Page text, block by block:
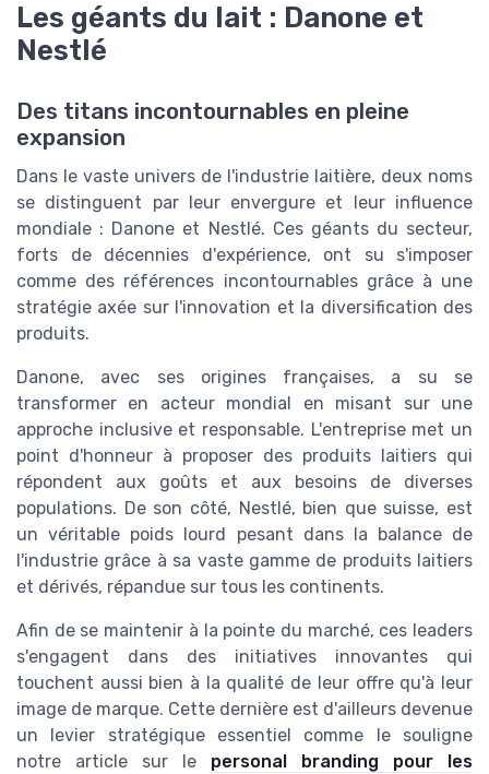
Les géants du lait : Danone et
Nestlé
Des titans incontournables en pleine
expansion
Dans le vaste univers de l'industrie laitière, deux noms
se distinguent par leur envergure et leur influence
mondiale : Danone et Nestlé. Ces géants du secteur,
forts de décennies d'expérience, ont su s'imposer
comme des références incontournables grâce à une
stratégie axée sur l'innovation et la diversification des
produits.
Danone, avec ses origines françaises, a su se
transformer en acteur mondial en misant sur une
approche inclusive et responsable. L'entreprise met un
point d'honneur à proposer des produits laitiers qui
répondent aux goûts et aux besoins de diverses
populations. De son côté, Nestlé, bien que suisse, est
un véritable poids lourd pesant dans la balance de
l'industrie grâce à sa vaste gamme de produits laitiers
et dérivés, répandue sur tous les continents.
Afin de se maintenir à la pointe du marché, ces leaders
s'engagent dans des initiatives innovantes qui
touchent aussi bien à la qualité de leur offre qu'à leur
image de marque. Cette dernière est d'ailleurs devenue
un levier stratégique essentiel comme le souligne
notre article sur le personal branding pour les